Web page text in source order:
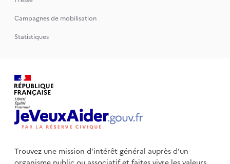
Campagnes de mobilisation
Statistiques
Trouvez une mission d'intérêt général auprès d’un